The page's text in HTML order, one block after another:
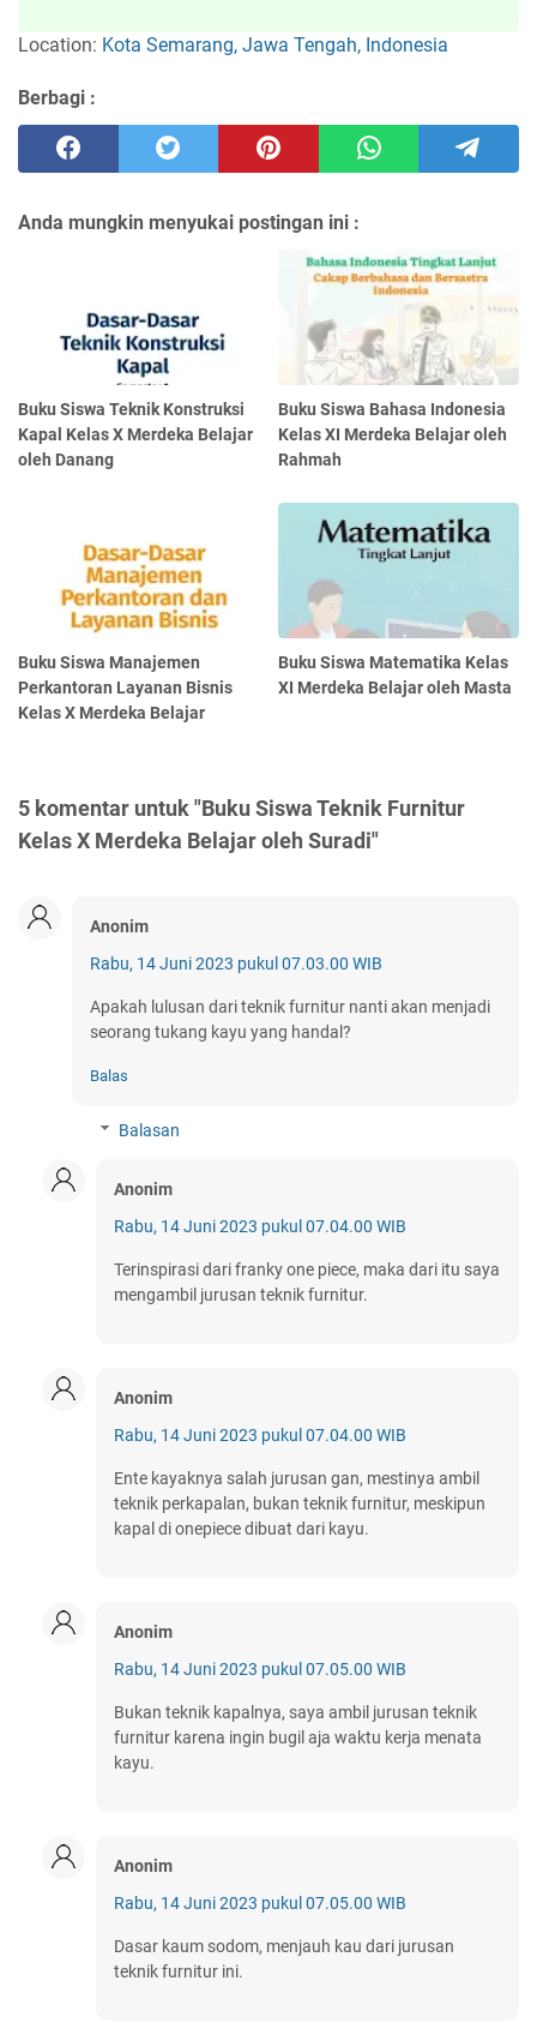
Location: Kota Semarang, Jawa Tengah, Indonesia
Berbagi :
Anda mungkin menyukai postingan ini :
Buku Siswa Teknik Konstruksi
Kapal Kelas X Merdeka Belajar
oleh Danang
Buku Siswa Bahasa Indonesia
Kelas XI Merdeka Belajar oleh
Rahmah
Buku Siswa Manajemen
Perkantoran Layanan Bisnis
Kelas X Merdeka Belajar
Buku Siswa Matematika Kelas
XI Merdeka Belajar oleh Masta
5 komentar untuk "Buku Siswa Teknik Furnitur
Kelas X Merdeka Belajar oleh Suradi"
Anonim
Rabu, 14 Juni 2023 pukul 07.03.00 WIB
Apakah lulusan dari teknik furnitur nanti akan menjadi
seorang tukang kayu yang handal?
Balas
Balasan
Anonim
Rabu, 14 Juni 2023 pukul 07.04.00 WIB
Terinspirasi dari franky one piece, maka dari itu saya
mengambil jurusan teknik furnitur.
Anonim
Rabu, 14 Juni 2023 pukul 07.04.00 WIB
Ente kayaknya salah jurusan gan, mestinya ambil
teknik perkapalan, bukan teknik furnitur, meskipun
kapal di onepiece dibuat dari kayu.
Anonim
Rabu, 14 Juni 2023 pukul 07.05.00 WIB
Bukan teknik kapalnya, saya ambil jurusan teknik
furnitur karena ingin bugil aja waktu kerja menata
kayu.
Anonim
Rabu, 14 Juni 2023 pukul 07.05.00 WIB
Dasar kaum sodom, menjauh kau dari jurusan
teknik furnitur ini.